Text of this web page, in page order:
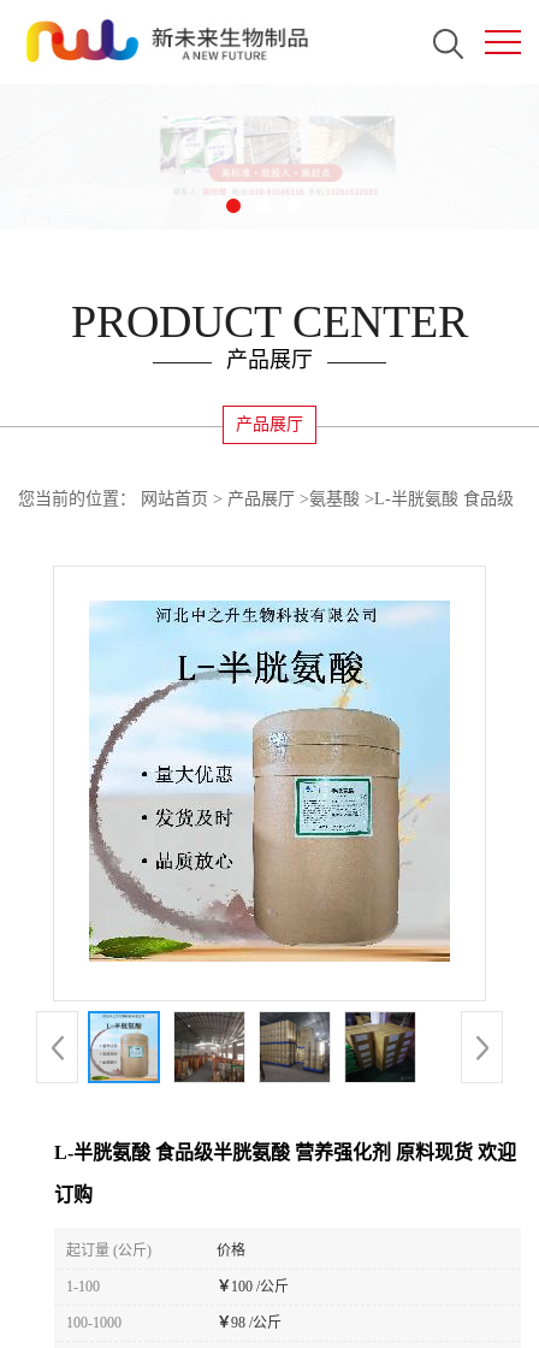
PRODUCT CENTER
产品展厅
产品展厅
您当前的位置： 网站首页 > 产品展厅 >氨基酸 >L-半胱氨酸 食品级
L-半胱氨酸 食品级半胱氨酸 营养强化剂 原料现货 欢迎
订购
起订量 (公斤) 价格
1-100 ￥ 100 /公斤
100-1000 ￥98 /公斤